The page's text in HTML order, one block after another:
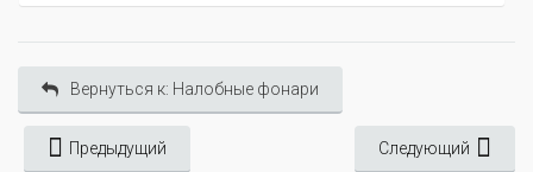
Вернуться к: Налобные фонари
Предыдущий Следующий